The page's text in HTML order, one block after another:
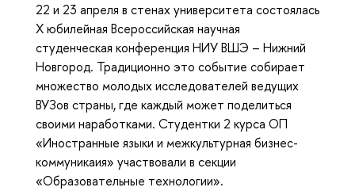
22 и 23 апреля в стенах университета состоялась
X юбилейная Всероссийская научная
студенческая конференция НИУ ВШЭ – Нижний
Новгород. Традиционно это событие собирает
множество молодых исследователей ведущих
ВУЗов страны, где каждый может поделиться
своими наработками. Студентки 2 курса ОП
«Иностранные языки и межкультурная бизнес-
коммуникаия» участвовали в секции
«Образовательные технологии».